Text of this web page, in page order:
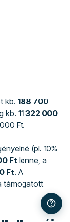
kb.188 700
kb.11 322 000
Ft.
(pl. 10%
Ft lenne, a
Ft. A
támogatott